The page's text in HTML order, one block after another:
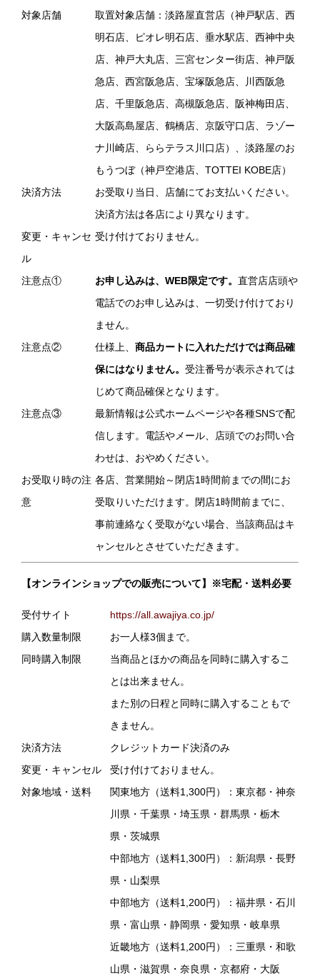
対象店舗
取置対象店舗：淡路屋直営店（神戸駅店、西
明石店、ピオレ明石店、垂水駅店、西神中央
店、神戸大丸店、三宮センター街店、神戸阪
急店、西宮阪急店、宝塚阪急店、川西阪急
店、千里阪急店、高槻阪急店、阪神梅田店、
大阪高島屋店、鶴橋店、京阪守口店、ラゾー
ナ川崎店、ららテラス川口店）、淡路屋のお
もうつぼ（神戸空港店、TOTTEI KOBE店）
決済方法
お受取り当日、店舗にてお支払いください。
決済方法は各店により異なります。
変更・キャンセ
ル
受け付けておりません。
注意点① お申し込みは、WEB限定です。 直営店店頭や
電話でのお申し込みは、一切受け付けており
ません。
注意点②
仕様上、 商品カートに入れただけでは商品確
保にはなりません。 受注番号が表示されては
じめて商品確保となります。
注意点③
最新情報は公式ホームページや各種SNSで配
信します。電話やメール、店頭でのお問い合
わせは、おやめください。
お受取り時の注
意
各店、営業開始～閉店1時間前までの間にお
受取りいただけます。閉店1時間前までに、
事前連絡なく受取がない場合、当該商品はキ
ャンセルとさせていただきます。
【オンラインショップでの販売について】※宅配・送料必要
受付サイト
https://all.awajiya.co.jp/
購入数量制限
お一人様3個まで。
同時購入制限
当商品とほかの商品を同時に購入するこ
とは出来ません。
また別の日程と同時に購入することもで
きません。
決済方法
クレジットカード決済のみ
変更・キャンセル
受け付けておりません。
対象地域・送料
関東地方（送料1,300円）：東京都・神奈
川県・千葉県・埼玉県・群馬県・栃木
県・茨城県
中部地方（送料1,300円）：新潟県・長野
県・山梨県
中部地方（送料1,200円）：福井県・石川
県・富山県・静岡県・愛知県・岐阜県
近畿地方（送料1,200円）：三重県・和歌
山県・滋賀県・奈良県・京都府・大阪